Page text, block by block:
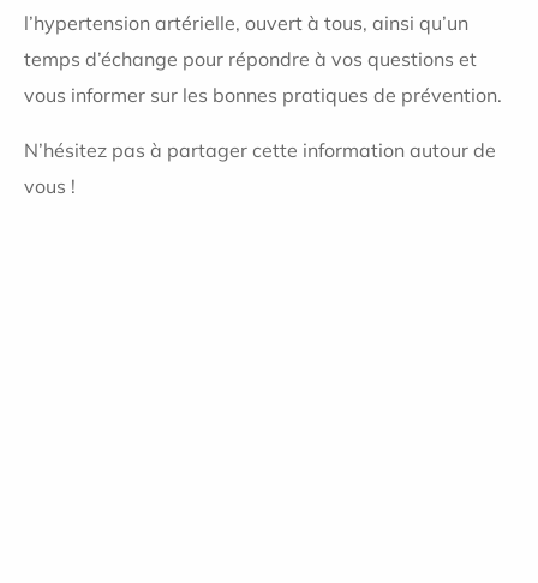
l’hypertension artérielle, ouvert à tous, ainsi qu’un
temps d’échange pour répondre à vos questions et
vous informer sur les bonnes pratiques de prévention.
N’hésitez pas à partager cette information autour de
vous !